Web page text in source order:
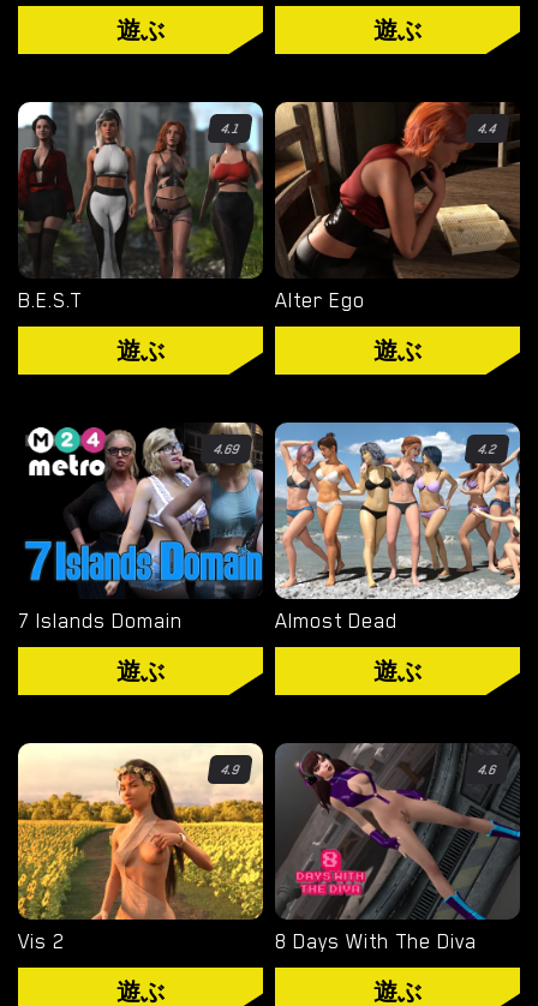
LINUX ポルノ ゲーム
デバイス
PC ポルノ ゲーム
モバイル ポルノ ゲーム
ダウンロード用追加
ポルノゲーム APK
タグ
ゲームエンジン
HTML
カテゴリー
3D
BDSM
ヘンタイ
熟女
遊ぶ 遊ぶ
4.1
B.E.S.T
遊ぶ
4.4
Alter Ego
遊ぶ
4.69
7 Islands Domain
遊ぶ
4.2
Almost Dead
遊ぶ
4.9
Vis 2
遊ぶ
4.6
8 Days With The Diva
遊ぶ